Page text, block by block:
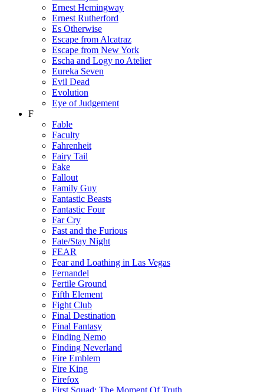
Ernest Hemingway
Ernest Rutherford
Es Otherwise
Escape from Alcatraz
Escape from New York
Escha and Logy no Atelier
Eureka Seven
Evil Dead
Evolution
Eye of Judgement
F
Fable
Faculty
Fahrenheit
Fairy Tail
Fake
Fallout
Family Guy
Fantastic Beasts
Fantastic Four
Far Cry
Fast and the Furious
Fate/Stay Night
FEAR
Fear and Loathing in Las Vegas
Fernandel
Fertile Ground
Fifth Element
Fight Club
Final Destination
Final Fantasy
Finding Nemo
Finding Neverland
Fire Emblem
Fire King
Firefox
First Squad: The Moment Of Truth